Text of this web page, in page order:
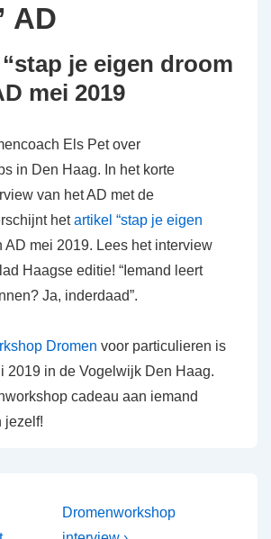
AD
je eigen droom
mei 2019
Els Pet over
in Den Haag. In het korte
van het AD met de
hetartikel “stap je eigen
AD mei 2019. Lees het interview
Haagse editie! “Iemand leert
Ja, inderdaad”.
Dromen voor particulieren is
2019 in de Vogelwijk Den Haag.
cadeau aan iemand
jezelf!
Volgende
Dromenworkshop